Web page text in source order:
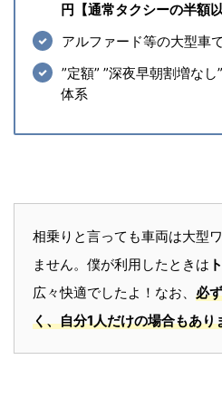
円【通常タクシーの半額以
アルファード等の大型車
”定額” ”深夜早朝割増な
体系
相乗りと言っても車両は大型
ません。僕が利用したときは
広々快適でしたよ！なお、 必
く、自分1人だけの場合もあり